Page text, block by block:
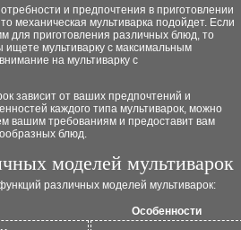
и предпочтения в приготовлении
механическая мультиварка подойдет. Если
для приготовления различных блюд, то
ищете мультиварку с максимальным
на мультиварку с
зависит от ваших предпочтений и
каждого типа мультиварок, можно
вашим требованиям и предоставит вам
блюд.
моделей мультиварок
различных моделей мультиварок:
Особенности